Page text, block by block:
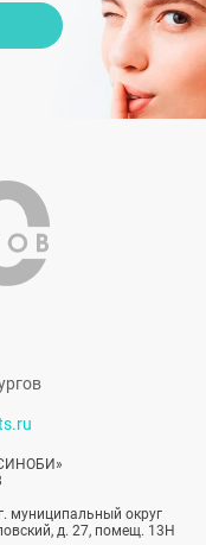
муниципальный округ
д. 27, помещ. 13Н